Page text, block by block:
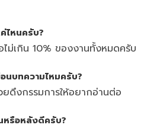
ไหนครับ?
ม่เกิน 10% ของงานทั้งหมดครับ
นบทความไหมครับ?
ยดึงกรรมการให้อยากอ่านต่อ
หรือหลังดีครับ?